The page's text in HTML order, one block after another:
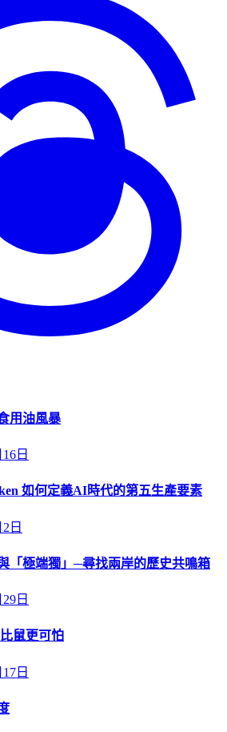
用油風暴
日
如何定義AI時代的第五生產要素
日
「極端獨」─尋找兩岸的歷史共鳴箱
日
鼠更可怕
日